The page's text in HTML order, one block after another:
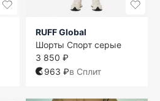
RUFF Global
Шорты Спорт серые
3 850 ₽
963 ₽в Сплит